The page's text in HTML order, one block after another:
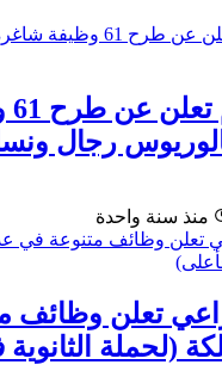
رجال
منذ سنة واحدة
تعلن وظائف
(لحملة